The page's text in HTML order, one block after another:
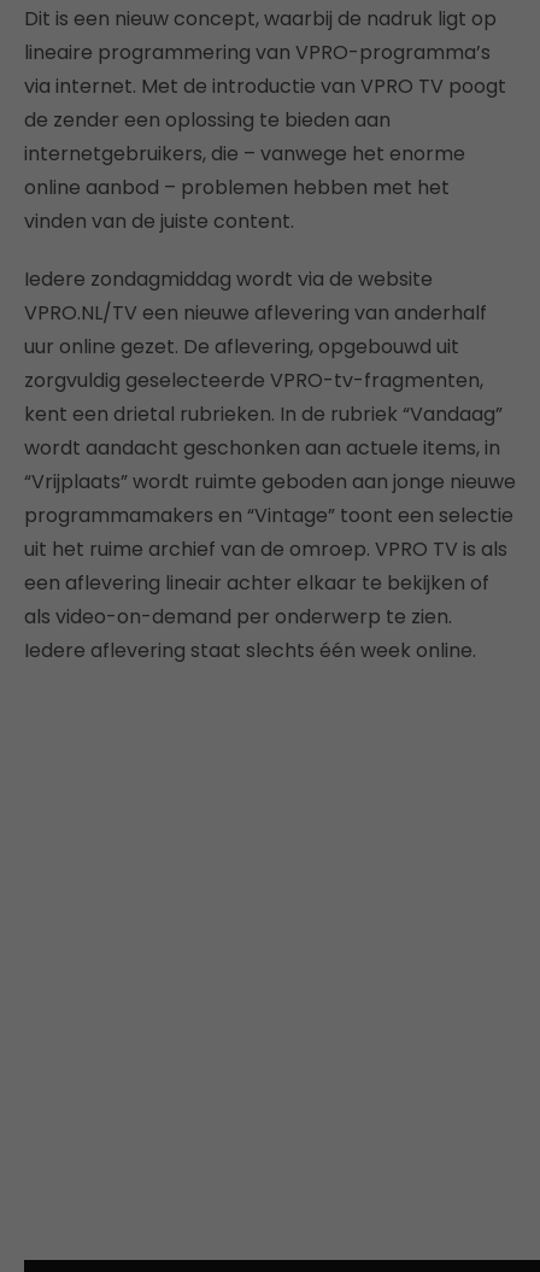
Dit is een nieuw concept, waarbij de nadruk ligt op
lineaire programmering van VPRO-programma’s
via internet. Met de introductie van VPRO TV poogt
de zender een oplossing te bieden aan
internetgebruikers, die – vanwege het enorme
online aanbod – problemen hebben met het
vinden van de juiste content.
Iedere zondagmiddag wordt via de website
VPRO.NL/TV een nieuwe aflevering van anderhalf
uur online gezet. De aflevering, opgebouwd uit
zorgvuldig geselecteerde VPRO-tv-fragmenten,
kent een drietal rubrieken. In de rubriek “Vandaag”
wordt aandacht geschonken aan actuele items, in
“Vrijplaats” wordt ruimte geboden aan jonge nieuwe
programmamakers en “Vintage” toont een selectie
uit het ruime archief van de omroep. VPRO TV is als
een aflevering lineair achter elkaar te bekijken of
als video-on-demand per onderwerp te zien.
Iedere aflevering staat slechts één week online.